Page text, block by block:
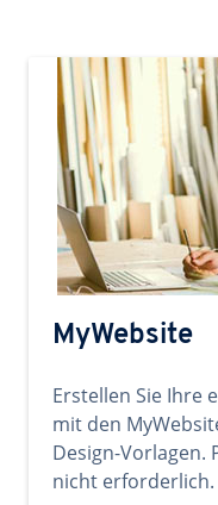
MyWebsite
Erstellen Sie Ihre
mit den
Design-Vorlagen.
nicht erforderlich.